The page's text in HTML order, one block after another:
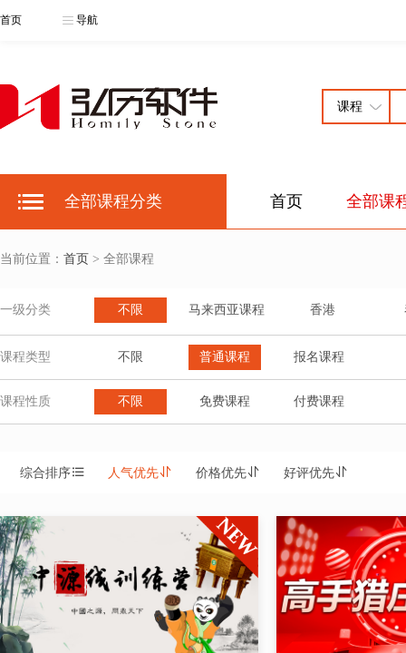
首页 导航
全部课程分类 首页 全部课
当前位置： 首页 > 全部课程
一级分类 不限 马来西亚课程 香港
课程类型 不限 普通课程 报名课程
课程性质 不限 免费课程 付费课程
综合排序 人气优先 价格优先 好评优先